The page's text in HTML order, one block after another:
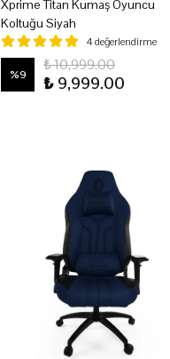
Xprime Titan Kumaş Oyuncu
Koltuğu Siyah
4 değerlendirme
%9
₺ 10,999.00
₺ 9,999.00